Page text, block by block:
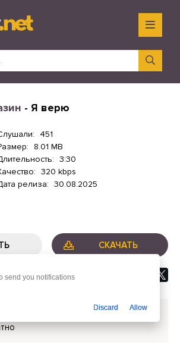
- Я верю
451
8.01 MB
3:30
320 kbps
релиза: 30.08.2025
СКАЧАТЬ
send you notifications
Discard Allow